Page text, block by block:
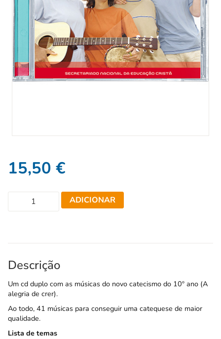
15,50 €
ADICIONAR
Descrição
Um cd duplo com as músicas do novo catecismo do 10º ano (A
alegria de crer).
Ao todo, 41 músicas para conseguir uma catequese de maior
qualidade.
Lista de temas